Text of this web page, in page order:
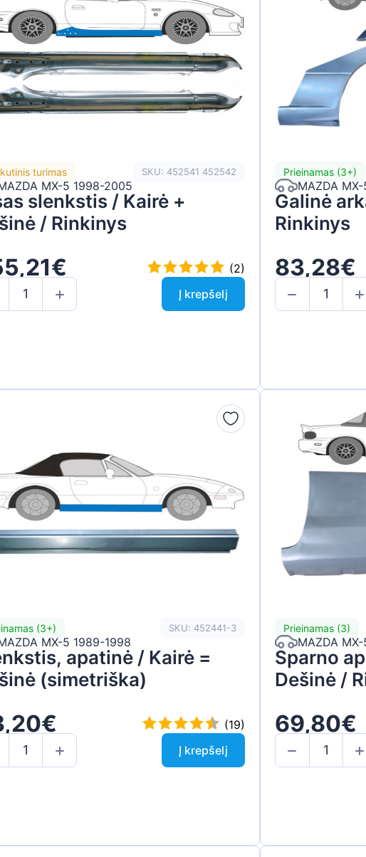
turimas SKU: 452541 452542
MX-5 1998-2005
slenkstis / Kairė +
/ Rinkinys
(2)
Į krepšelį
Prieinamas (3+)
MAZDA
Galinė
Rinkinys
83,28€
(3+) SKU: 452441-3
MX-5 1989-1998
apatinė / Kairė =
(simetriška)
(19)
Į krepšelį
Prieinamas (3)
MAZDA
Sparno
Dešinė /
69,80€